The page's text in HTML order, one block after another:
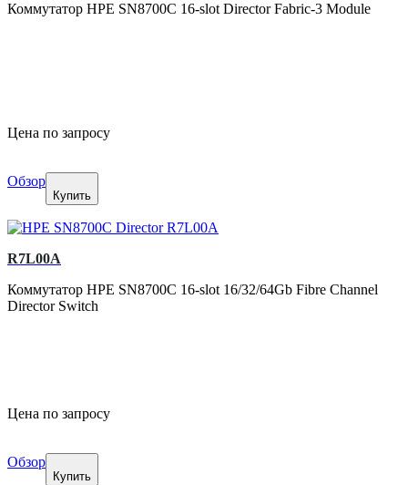
Коммутатор HPE SN8700C 16-slot Director Fabric-3 Module
Цена по запросу
Обзор
Купить
R7L00A
Коммутатор HPE SN8700C 16-slot 16/32/64Gb Fibre Channel
Director Switch
Цена по запросу
Обзор
Купить